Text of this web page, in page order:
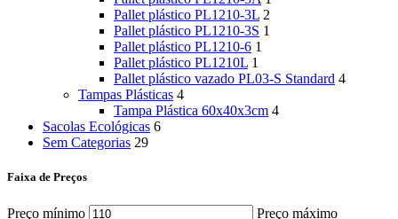
Pallet plástico PL1210-3L 2
Pallet plástico PL1210-3S 1
Pallet plástico PL1210-6 1
Pallet plástico PL1210L 1
Pallet plástico vazado PL03-S Standard 4
Tampas Plásticas 4
Tampa Plástica 60x40x3cm 4
Sacolas Ecológicas 6
Sem Categorias 29
Faixa de Preços
Preço mínimo Preço máximo